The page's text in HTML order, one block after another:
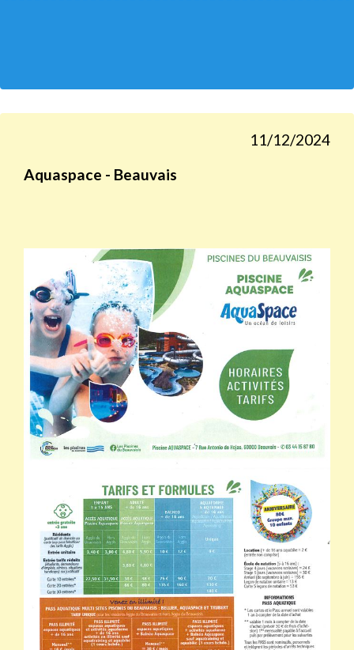
11/12/2024
Aquaspace - Beauvais